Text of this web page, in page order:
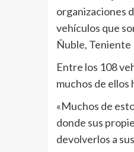
organizaciones
vehículos que
Ñuble, Teniente
Entre los 108
muchos de ellos
«Muchos de
donde sus
devolverlos a